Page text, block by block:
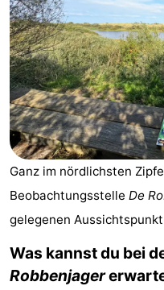
Den
Burg
-
Den
Hoorn
-
De
Cocksdorp
-
De
Koog
-
Oudeschild
-
De
Waal
-
Oosterend
Natur
Schönste
Ganz im nördlichsten
Beobachtungsstelle De
gelegenen
Was kannst du bei
Robbenjager